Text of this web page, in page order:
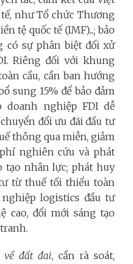
như Tổ chức Thương
tệ quốc tế (IMF)...; bảo
có sự phân biệt đối xử
Riêng đối với khung
cầu, cần ban hướng
sung 15% để bảo đảm
nghiệp FDI dễ
đổi ưu đãi đầu tư
thông qua miễn, giảm
nghiên cứu và phát
tạo nhân lực; phát huy
từ thuế tối thiểu toàn
logistics đầu tư
cao, đổi mới sáng tạo
đất đai, cần rà soát,